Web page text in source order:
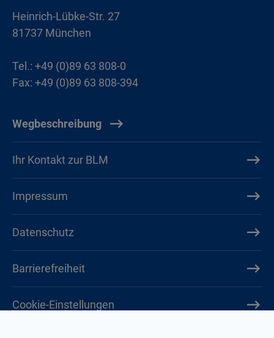
Heinrich-Lübke-Str. 27
81737 München
Tel.: +49 (0)89 63 808-0
Fax: +49 (0)89 63 808-394
Wegbeschreibung
Ihr Kontakt zur BLM
Impressum
Datenschutz
Barrierefreiheit
Cookie-Einstellungen